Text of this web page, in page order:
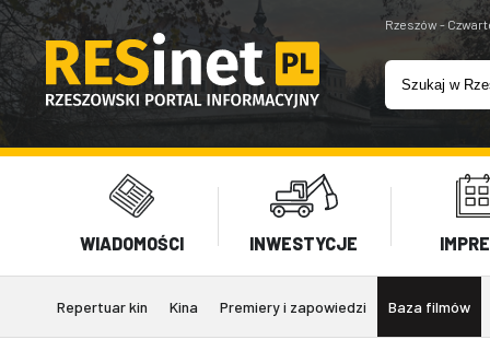
Rzeszów -
WIADOMOŚCI INWESTYCJE
Repertuar kin Kina Premiery i zapowiedzi Baza filmów